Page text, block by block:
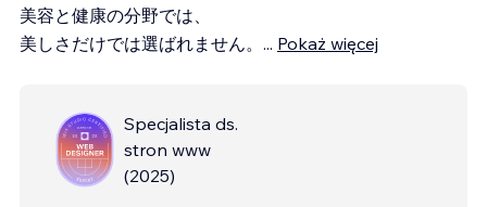
美容と健康の分野では、
美しさだけでは選ばれません。 ... Pokaż więcej
Specjalista ds.
stron www
(2025)